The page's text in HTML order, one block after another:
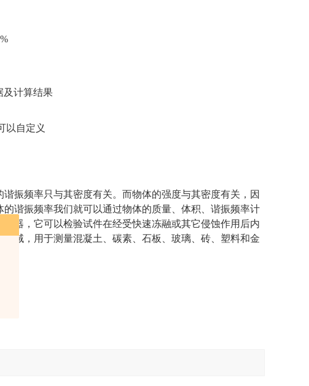
及计算结果
以自定义
振频率只与其密度有关。而物体的强度与其密度有关，因
谐振频率我们就可以通过物体的质量、体积、谐振频率计
器，它可以检验试件在经受快速冻融或其它侵蚀作用后内
域，用于测量混凝土、碳素、石板、玻璃、砖、塑料和金